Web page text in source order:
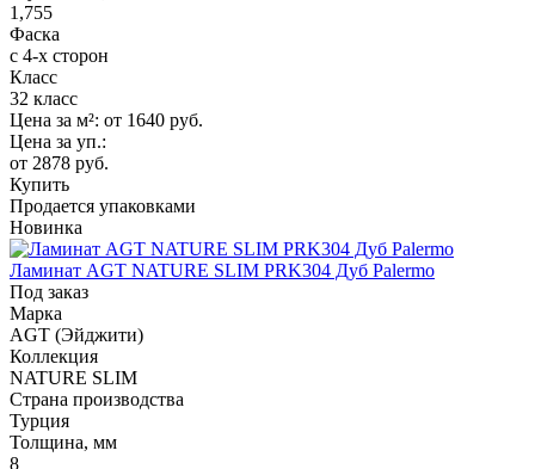
1,755
Фаска
с 4-х сторон
Класс
32 класс
Цена за м²: от 1640 руб.
Цена за уп.:
от 2878 руб.
Купить
Продается упаковками
Новинка
Ламинат AGT NATURE SLIM PRK304 Дуб Palermo
Под заказ
Марка
AGT (Эйджити)
Коллекция
NATURE SLIM
Страна производства
Турция
Толщина, мм
8